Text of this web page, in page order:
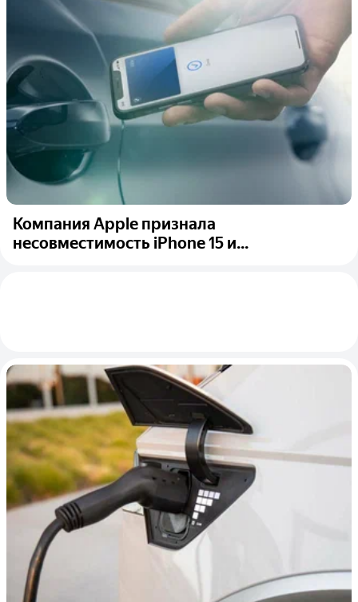
Компания Apple признала
несовместимость iPhone 15 и...